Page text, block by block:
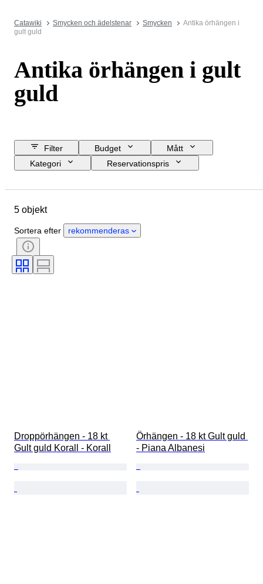
Catawiki Smycken och ädelstenar Smycken
Antika örhängen i
gult guld
Antika örhängen i gult
guld
Filter Budget
Mått
Kategori
Reservationspris
Kön
Certifiering
Stil
Slipning
5 objekt
Sortera efter rekommenderas
Droppörhängen - 18 kt
Gult guld Korall - Korall
Örhängen - 18 kt Gult guld
- Piana Albanesi